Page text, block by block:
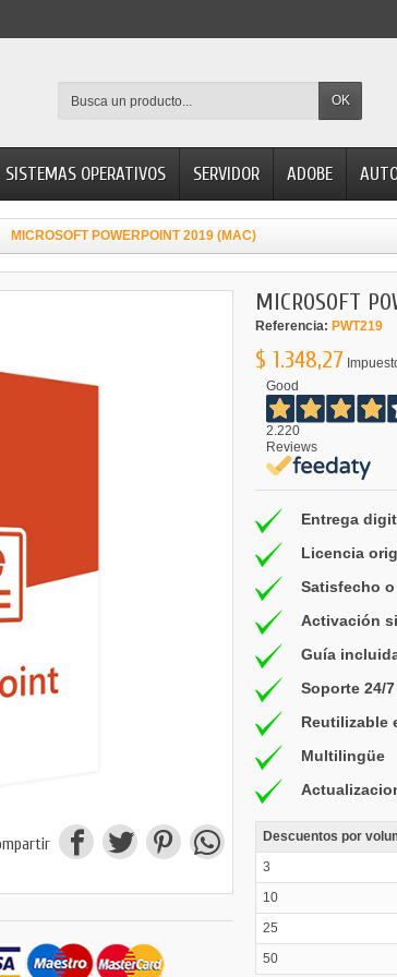
OK
SISTEMAS OPERATIVOS SERVIDOR ADOBE
MICROSOFT POWERPOINT 2019 (MAC)
MICROSOFT
Referencia: PWT219
$ 1.348,27
Good
2.220
Reviews
Entrega
Licencia
Satisfecho
Activación
Guía
Soporte 24/
Reutilizable
Multilingüe
Descuentos por
3
10
25
50